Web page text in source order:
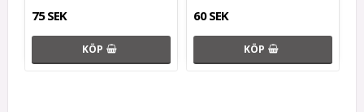
75 SEK
KÖP
60 SEK
KÖP